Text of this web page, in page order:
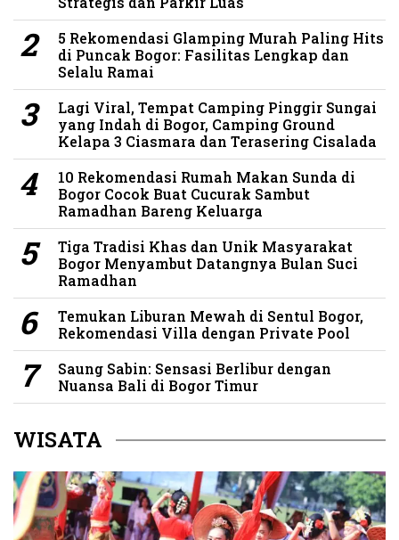
5 Rekomendasi Glamping Murah Paling Hits
di Puncak Bogor: Fasilitas Lengkap dan
Selalu Ramai
Lagi Viral, Tempat Camping Pinggir Sungai
yang Indah di Bogor, Camping Ground
Kelapa 3 Ciasmara dan Terasering Cisalada
10 Rekomendasi Rumah Makan Sunda di
Bogor Cocok Buat Cucurak Sambut
Ramadhan Bareng Keluarga
Tiga Tradisi Khas dan Unik Masyarakat
Bogor Menyambut Datangnya Bulan Suci
Ramadhan
Temukan Liburan Mewah di Sentul Bogor,
Rekomendasi Villa dengan Private Pool
Saung Sabin: Sensasi Berlibur dengan
Nuansa Bali di Bogor Timur
WISATA